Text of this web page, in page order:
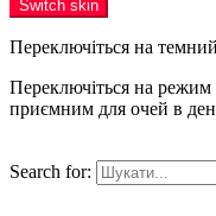
Switch skin
Переключіться на
Переключіться на режим
приємним для очей в
Search for: